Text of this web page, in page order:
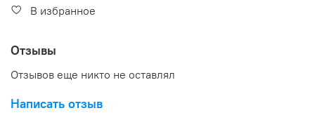
В избранное
Отзывы
Отзывов еще никто не оставлял
Написать отзыв